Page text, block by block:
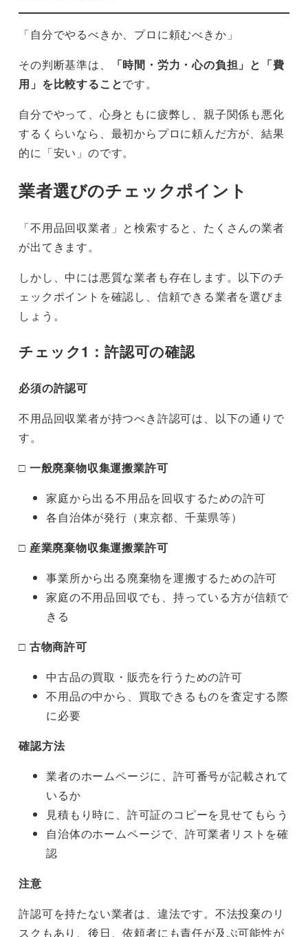
「自分でやるべきか、プロに頼むべきか」
その判断基準は、
「時間・労力・心の負担」と「費
用」を比較することです。
自分でやって、心身ともに疲弊し、親子関係も悪化
するくらいなら、最初からプロに頼んだ方が、結果
的に「安い」のです。
業者選びのチェックポイント
「不用品回収業者」と検索すると、たくさんの業者
が出てきます。
しかし、中には悪質な業者も存在します。以下のチ
ェックポイントを確認し、信頼できる業者を選びま
しょう。
チェック1：許認可の確認
必須の許認可
不用品回収業者が持つべき許認可は、以下の通りで
す。
□ 一般廃棄物収集運搬業許可
家庭から出る不用品を回収するための許可
各自治体が発行（東京都、千葉県等）
□ 産業廃棄物収集運搬業許可
事業所から出る廃棄物を運搬するための許可
家庭の不用品回収でも、持っている方が信頼で
きる
□ 古物商許可
中古品の買取・販売を行うための許可
不用品の中から、買取できるものを査定する際
に必要
確認方法
業者のホームページに、許可番号が記載されて
いるか
見積もり時に、許可証のコピーを見せてもらう
自治体のホームページで、許可業者リストを確
認
注意
許認可を持たない業者は、違法です。不法投棄のリ
スクもあり、後日、依頼者にも責任が及ぶ可能性が